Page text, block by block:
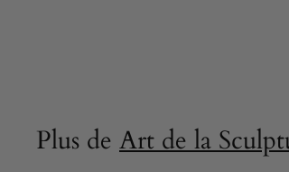
Plus de Art de la